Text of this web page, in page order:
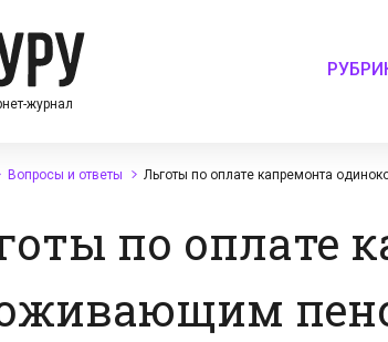
журнал
Вопросы и ответы Льготы по оплате капремонта
по оплате